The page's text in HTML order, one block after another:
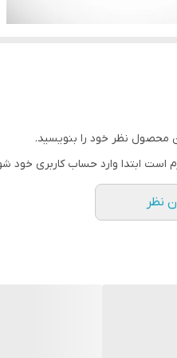
محصول نظر خود را بنویسید.
است ابتدا وارد حساب کاربری خود
نظر